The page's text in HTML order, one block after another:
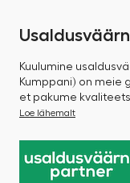
Kuulumine
Kumppani) on meie
et pakume
Loe lähemalt